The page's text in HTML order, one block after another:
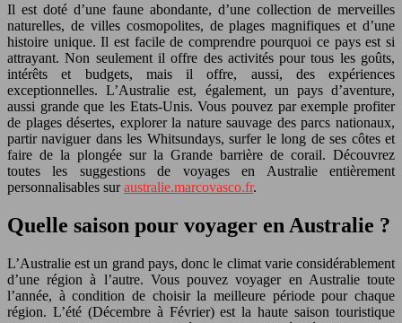
Il est doté d’une faune abondante, d’une collection de merveilles
naturelles, de villes cosmopolites, de plages magnifiques et d’une
histoire unique. Il est facile de comprendre pourquoi ce pays est si
attrayant. Non seulement il offre des activités pour tous les goûts,
intérêts et budgets, mais il offre, aussi, des expériences
exceptionnelles. L’Australie est, également, un pays d’aventure,
aussi grande que les Etats-Unis. Vous pouvez par exemple profiter
de plages désertes, explorer la nature sauvage des parcs nationaux,
partir naviguer dans les Whitsundays, surfer le long de ses côtes et
faire de la plongée sur la Grande barrière de corail. Découvrez
toutes les suggestions de voyages en Australie entièrement
personnalisables suraustralie.marcovasco.fr.
Quelle saison pour voyager en Australie ?
L’Australie est un grand pays, donc le climat varie considérablement
d’une région à l’autre. Vous pouvez voyager en Australie toute
l’année, à condition de choisir la meilleure période pour chaque
région. L’été (Décembre à Février) est la haute saison touristique